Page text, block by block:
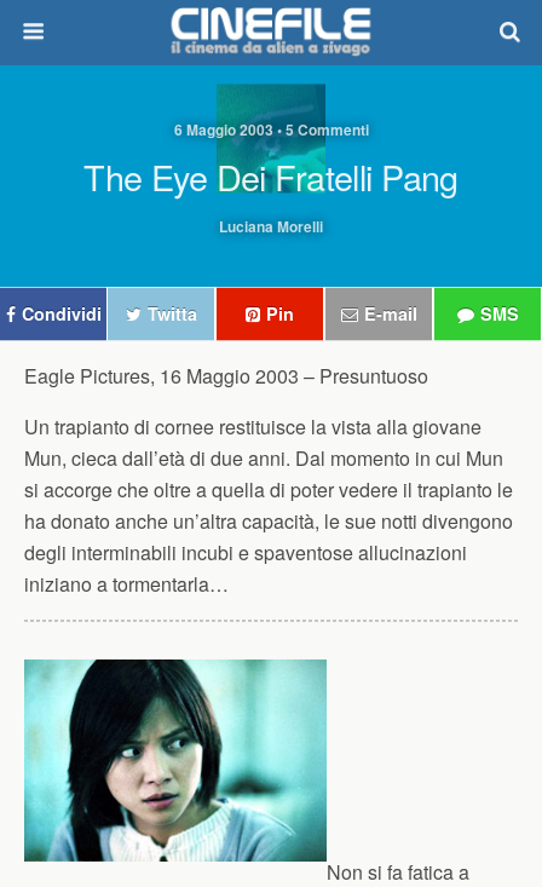
6 Maggio 2003 • 5 Commenti
The Eye Dei Fratelli Pang
Luciana Morelli
Condividi Twitta Pin E-mail SMS
Eagle Pictures, 16 Maggio 2003 – Presuntuoso
Un trapianto di cornee restituisce la vista alla giovane
Mun, cieca dall’età di due anni. Dal momento in cui Mun
si accorge che oltre a quella di poter vedere il trapianto le
ha donato anche un’altra capacità, le sue notti divengono
degli interminabili incubi e spaventose allucinazioni
iniziano a tormentarla…
Non si fa fatica a